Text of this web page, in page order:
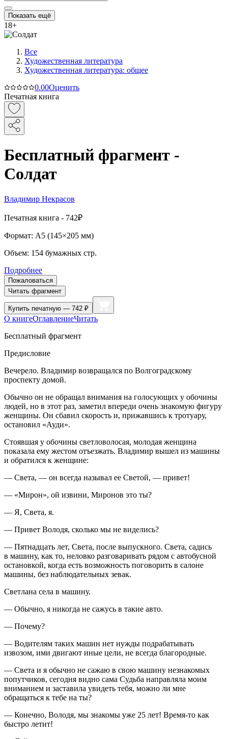
Показать ещё
18+
Все
Художественная литература
Художественная литература: общее
0.00Оценить
Печатная книга
Бесплатный фрагмент -
Солдат
Владимир Некрасов
Печатная книга - 742₽
Формат: A5 (145×205 мм)
Объем: 154 бумажных стр.
Подробнее
Пожаловаться
Читать фрагмент
Купить печатную — 742 ₽
О книгеОглавлениеЧитать
Бесплатный фрагмент
Предисловие
Вечерело. Владимир возвращался по Волгоградскому
проспекту домой.
Обычно он не обращал внимания на голосующих у обочины
людей, но в этот раз, заметил впереди очень знакомую фигуру
женщины. Он сбавил скорость и, прижавшись к тротуару,
остановил «Ауди».
Стоявшая у обочины светловолосая, молодая женщина
показала ему жестом отъезжать. Владимир вышел из машины
и обратился к женщине:
— Света, — он всегда называл ее Светой, — привет!
— «Мирон», ой извини, Миронов это ты?
— Я, Света, я.
— Привет Володя, сколько мы не виделись?
— Пятнадцать лет, Света, после выпускного. Света, садись
в машину, как то, неловко разговаривать рядом с автобусной
остановкой, когда есть возможность поговорить в салоне
машины, без наблюдательных зевак.
Светлана села в машину.
— Обычно, я никогда не сажусь в такие авто.
— Почему?
— Водителям таких машин нет нужды подрабатывать
извозом, ими двигают иные цели, не всегда благородные.
— Света и я обычно не сажаю в свою машину незнакомых
попутчиков, сегодня видно сама Судьба направляла моим
вниманием и заставила увидеть тебя, можно ли мне
обращаться к тебе на ты?
— Конечно, Володя, мы знакомы уже 25 лет! Время-то как
быстро летит!